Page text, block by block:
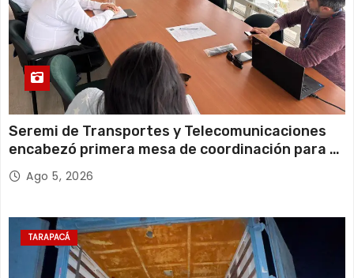
Seremi de Transportes y Telecomunicaciones
encabezó primera mesa de coordinación para el
retiro de cables en desuso en Iquique
Ago 5, 2026
TARAPACÁ